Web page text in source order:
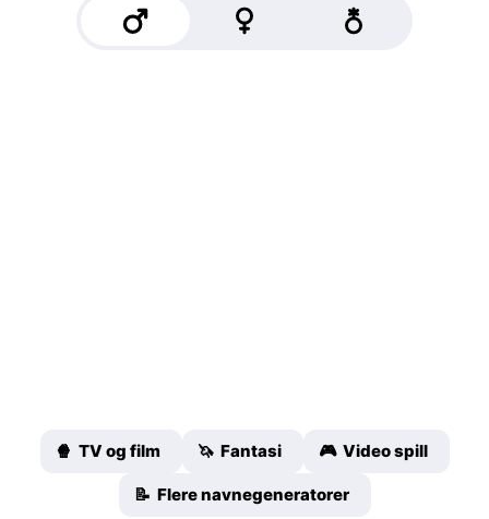
🍿 TV og film 🦄 Fantasi 🎮 Video spill
📝 Flere navnegeneratorer